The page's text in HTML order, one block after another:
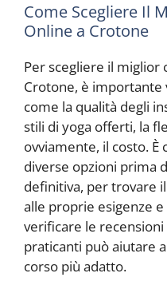
Come Scegliere Il
Online a Crotone
Per scegliere il miglior
Crotone, è
come la qualità degli
stili di yoga offerti, la
ovviamente, il costo. È
diverse opzioni prima
definitiva, per trovare
alle proprie esigenze
verificare le
praticanti può aiutare
corso più adatto.